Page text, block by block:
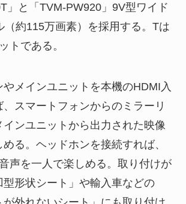
」と「TVM-PW920」9V型ワイド
（約115万画素）を採用する。Tは
トである。
メインユニットを本機のHDMI入
スマートフォンからのミラーリ
インユニットから出力された映像
る。ヘッドホンを接続すれば、
声を一人で楽しめる。取り付けが
型形状シート」や輸入車などの